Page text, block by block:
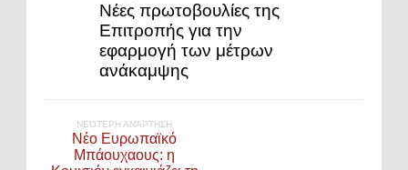
Νέες πρωτοβουλίες της
Επιτροπής για την
εφαρμογή των μέτρων
ανάκαμψης
ΝΕΌΤΕΡΗ ΑΝΆΡΤΗΣΗ
Νέο Ευρωπαϊκό
Μπάουχαους: η